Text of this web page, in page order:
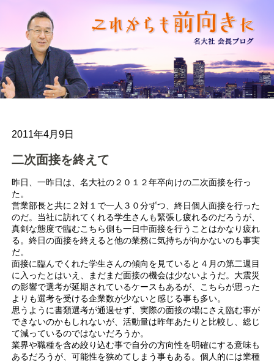
2011年4月9日
二次面接を終えて
昨日、一昨日は、名大社の２０１２年卒向けの二次面接を行っ
た。
営業部長と共に２対１で一人３０分ずつ、終日個人面接を行った
のだ。当社に訪れてくれる学生さんも緊張し疲れるのだろうが、
真剣な態度で臨むこちら側も一日中面接を行うことはかなり疲れ
る。終日の面接を終えると他の業務に気持ちが向かないのも事実
だ。
面接に臨んでくれた学生さんの傾向を見ていると４月の第二週目
に入ったとはいえ、まだまだ面接の機会は少ないようだ。大震災
の影響で選考が延期されているケースもあるが、こちらが思った
よりも選考を受ける企業数が少ないと感じる事も多い。
思うように書類選考が通過せず、実際の面接の場にさえ臨む事が
できないのかもしれないが、活動量は昨年あたりと比較し、総じ
て減っているのではないだろうか。
業界や職種を含め絞り込む事で自分の方向性を明確にする意味も
あるだろうが、可能性を狭めてしまう事もある。個人的には業種